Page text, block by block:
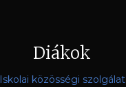
Diákok
Iskolai közösségi szolgálat